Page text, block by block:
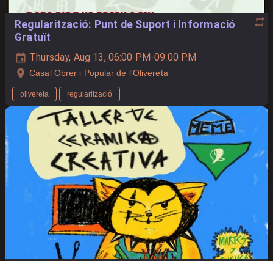
Regularització: Punt de Suport i Informació
Gratuït
Thursday, Aug 13, 06:00 PM-09:00 PM
Casal Obrer i Popular de l'Olivereta
olivereta regularització